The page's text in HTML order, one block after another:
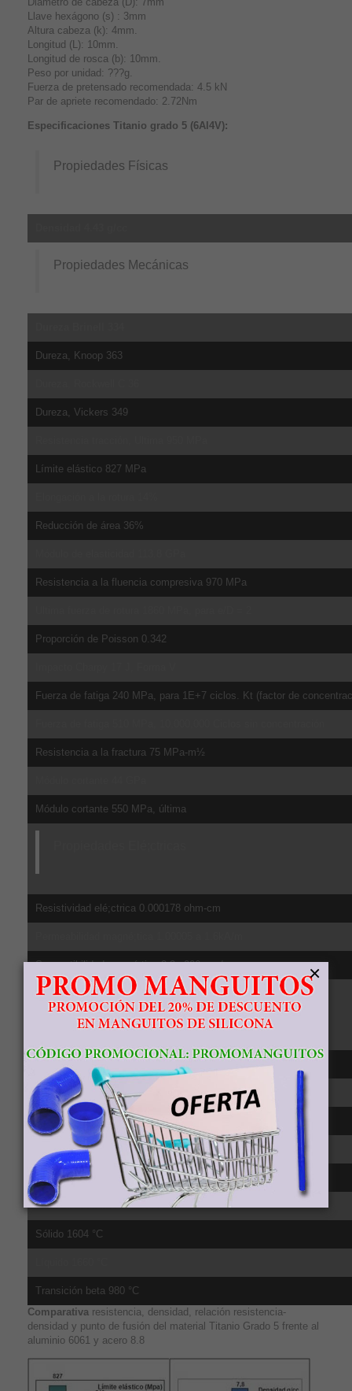
Llave hexágono (s) : 3mm
Altura cabeza (k): 4mm.
Longitud (L): 10mm.
Longitud de rosca (b): 10mm.
Peso por unidad: ???g.
Fuerza de pretensado recomendada: 4.5 kN
Par de apriete recomendado: 2.72Nm
Especificaciones Titanio grado 5 (6Al4V):
Propiedades Físicas
Propiedades Mecánicas
Dureza, Knoop 363
Dureza, Vickers 349
Límite elástico 827 MPa
Reducción de área 36%
Resistencia a la fluencia compresiva 970 MPa
Proporción de Poisson 0.342
Fuerza de fatiga 240 MPa, para 1E+7 ciclos. Kt (factor de
Resistencia a la fractura 75 MPa-m½
Módulo cortante 550 MPa, última
Resistividad elé;ctrica 0.000178 ohm-cm
Susceptibilidad magné;tica 3.3e-006 cgs/g
Propiedades Té;rmicas
CTE, lineal 20°C 8.6 µm/m-°C, de 20-100ºC
CTE, lineal 250°C 9.2 µm/m-°C, media sobre el rango 20-315ºC
CTE, lineal 500°C 9.7 µm/m-°C, media sobre el rango 20-650ºC
Calor específico 0.5263 J/g-°C
Conductividad té;rmica 6.7 W/m-K
Punto de fusión 1604 - 1660 °C
Sólido 1604 °C
Transición beta 980 °C
Comparativa resistencia, densidad, relación resistencia-
densidad y punto de fusión del material Titanio Grado 5 frente al
aluminio 6061 y acero 8.8
×